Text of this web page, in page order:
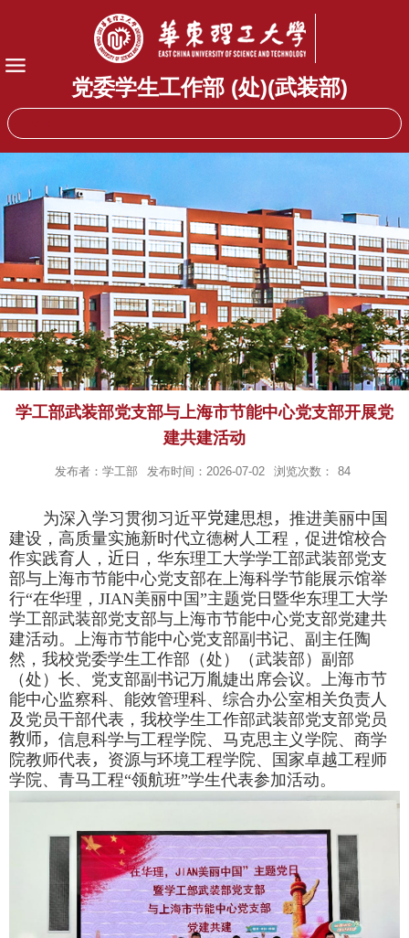
党委学生工作部 (处)(武装部)
学工部武装部党支部与上海市节能中心党支部开展党
建共建活动
发布者：学工部 发布时间：2026-07-02 浏览次数： 84
为深入学习贯彻习近平党建思想 ，推进美丽中国
建设，高质量实施新时代立德树人工程，促进馆校合
作实践育人， 近 日，华东理工大学学工部武装部党支
部与上海市节能中心党支部在上海科学节能展示馆举
行“在华理， JIAN美丽中国”主题党日暨华东理工大学
学工部武装部党支部与上海市节能中心党支部党建共
建活动。上海市节能中心党支部副书记、副主任陶
然，我校党委学生工作部（处）（武装部）副部
（处）长、党支部副书记万胤婕出席会议。上海市节
能中心监察科、能效管理科、综合办公室相关负责人
及党员干部代表，我校学生工作部武装部党支部党员
教师， 信息科学与工程学院、马克思主义学院、商学
院教师代表 ， 资源与环境工程学院、国家卓越工程师
学院、青马工程“领航班”学生代表参加活动。